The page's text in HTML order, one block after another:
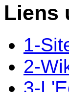
Liens
1-
2-